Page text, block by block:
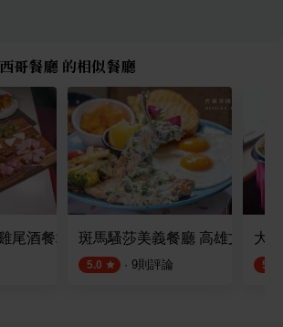
哥餐廳 的相似餐廳
尾酒餐坊 斑馬騷莎美義餐廳 高雄文山店
5.0 · 9則評論
大
5.0